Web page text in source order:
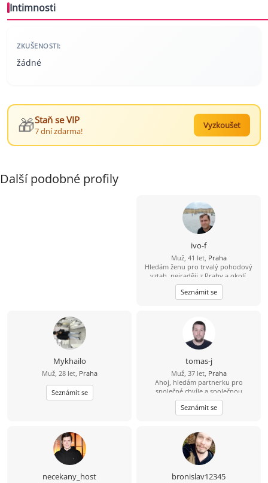
Intimnosti
ZKUŠENOSTI:
žádné
🎁Staň se VIP
7 dní zdarma!
Vyzkoušet
Další podobné profily
ivo-f
Muž, 41 let, Praha
Hledám ženu pro trvalý pohodový
vztah, nejraději z Prahy a okolí.
Seznámit se
Mykhailo
Muž, 28 let, Praha
Seznámit se
tomas-j
Muž, 37 let, Praha
Ahoj, hledám partnerku pro
společné chvíle a společnou
budoucnost. Rád bych se s někým
seznámil. Věřím, že skutečné
partnerství mezi 2 lidmi existuje. S
Seznámit se
necekany_host bronislav12345